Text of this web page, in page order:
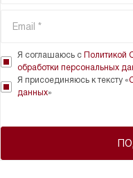
Я соглашаюсь с Политикой
обработки персональных
Я присоединяюсь к тексту «
данных»